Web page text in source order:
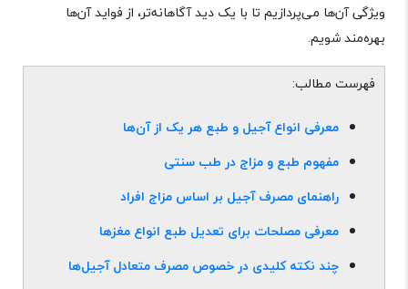
ویژگی‌ آن‌ها می‌پردازیم تا با یک دید آگاهانه‌تر، از فواید آن‌ها
بهره‌مند شویم.
فهرست مطالب:
معرفی انواع آجیل و طبع هر یک از آ‌ن‌ها
مفهوم طبع و مزاج در طب سنتی
راهنمای مصرف آجیل‌ بر اساس مزاج افراد
معرفی مصلحات برای تعدیل طبع انواع مغزها
چند نکته کلیدی در خصوص مصرف متعادل آجیل‌ها